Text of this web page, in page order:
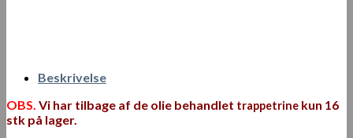
Beskrivelse
OBS. Vi har tilbage af de olie behandlet trappetrine kun 16
stk på lager.